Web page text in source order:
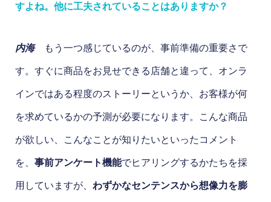
すよね。他に工夫されていることはありますか？
内海 もう一つ感じているのが、事前準備の重要さで
す。すぐに商品をお見せできる店舗と違って、オンラ
インではある程度のストーリーというか、お客様が何
を求めているかの予測が必要になります。こんな商品
が欲しい、こんなことが知りたいといったコメント
を、 事前アンケート機能でヒアリングするかたちを採
用していますが、 わずかなセンテンスから想像力を膨